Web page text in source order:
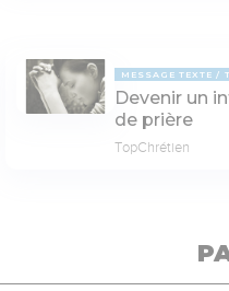
MESSAGE TEXTE
Devenir un
de prière
TopChrétien